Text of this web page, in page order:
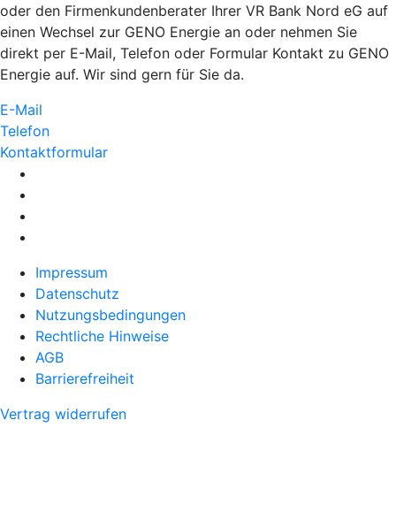
oder den Firmenkundenberater Ihrer VR Bank Nord eG auf
einen Wechsel zur GENO Energie an oder nehmen Sie
direkt per E-Mail, Telefon oder Formular Kontakt zu GENO
Energie auf. Wir sind gern für Sie da.
E-Mail
Telefon
Kontaktformular
Impressum
Datenschutz
Nutzungsbedingungen
Rechtliche Hinweise
AGB
Barrierefreiheit
Vertrag widerrufen